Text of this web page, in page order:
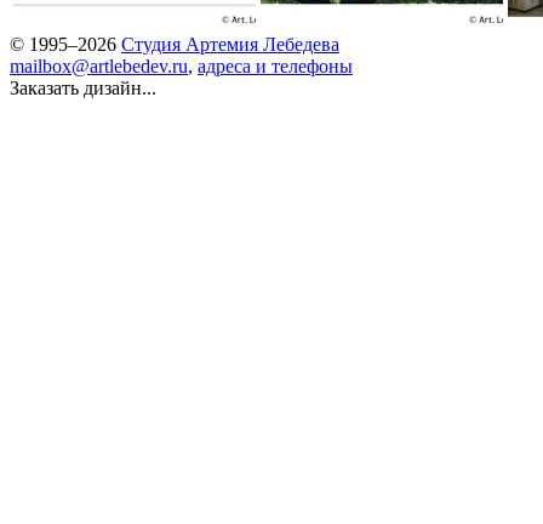
© 1995–2026 Студия Артемия Лебедева
mailbox@artlebedev.ru, адреса и телефоны
Заказать дизайн...